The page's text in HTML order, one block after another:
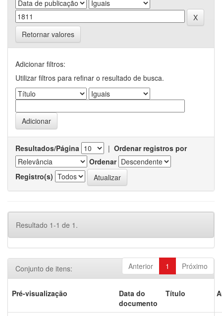
Retornar valores
Adicionar filtros:
Utilizar filtros para refinar o resultado de busca.
Resultados/Página | Ordenar registros por
Ordenar
Registro(s)
Resultado 1-1 de 1.
Anterior 1 Próximo
Conjunto de itens:
Pré-visualização
Data do
documento
Título